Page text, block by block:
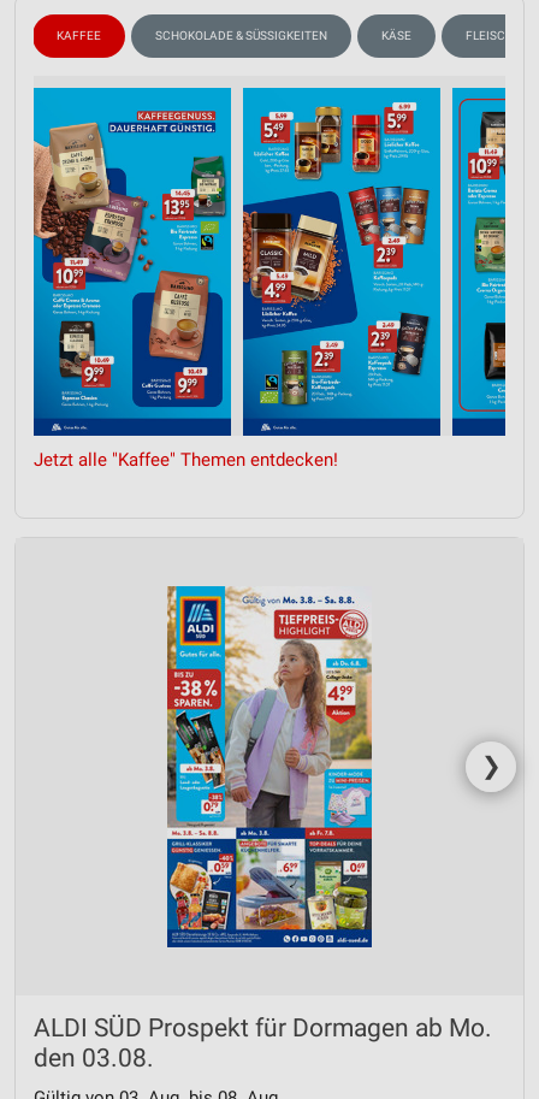
KAFFEE SCHOKOLADE & SÜSSIGKEITEN KÄSE FLEISCH &
Jetzt alle "Kaffee" Themen entdecken!
❯
ALDI SÜD Prospekt für Dormagen ab Mo.
den 03.08.